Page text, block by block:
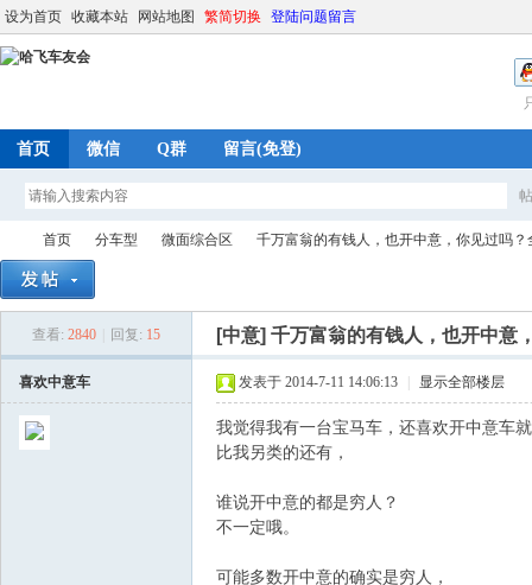
设为首页 收藏本站 网站地图 繁简切换 登陆问题留言
首页 微信 Q群 留言(免登)
首页
›
分车型
›
微面综合区
›
千万富翁的有钱人，也开中意，你见过吗？
查看: 2840 回复: 15 [中意] 千万富翁的有钱人，也开中意
喜欢中意车 发表于 2014-7-11 14:06:13 显示全部楼层
我觉得我有一台宝马车，还喜欢开中意车
比我另类的还有，
谁说开中意的都是穷人？
不一定哦。
可能多数开中意的确实是穷人，